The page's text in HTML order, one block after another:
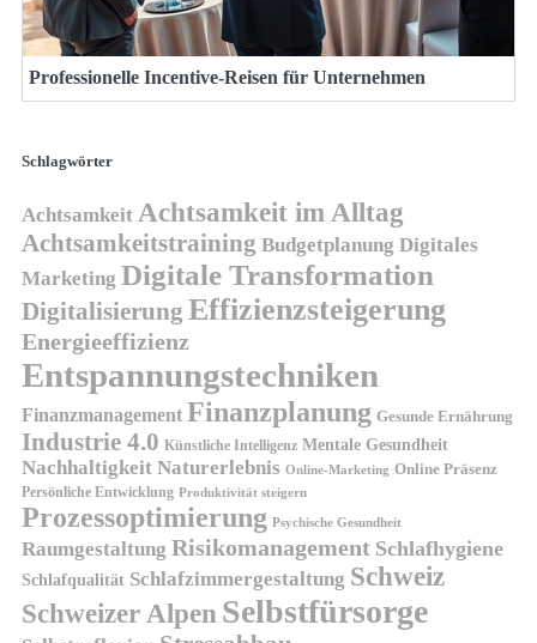
Professionelle Incentive-Reisen für Unternehmen
Schlagwörter
Achtsamkeit Achtsamkeit im Alltag
Achtsamkeitstraining Budgetplanung Digitales
Marketing Digitale Transformation
Digitalisierung Effizienzsteigerung
Energieeffizienz
Entspannungstechniken
Finanzmanagement Finanzplanung Gesunde Ernährung
Industrie 4.0 Künstliche Intelligenz Mentale Gesundheit
Nachhaltigkeit Naturerlebnis Online-Marketing Online Präsenz
Persönliche Entwicklung Produktivität steigern
Prozessoptimierung Psychische Gesundheit
Raumgestaltung Risikomanagement Schlafhygiene
Schlafqualität Schlafzimmergestaltung Schweiz
Schweizer Alpen Selbstfürsorge